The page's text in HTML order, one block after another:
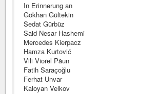
In Erinnerung an
Gökhan Gültekin
Sedat Gürbüz
Said Nesar Hashemi
Mercedes Kierpacz
Hamza Kurtović
Vili Viorel Păun
Fatih Saraçoğlu
Ferhat Unvar
Kaloyan Velkov